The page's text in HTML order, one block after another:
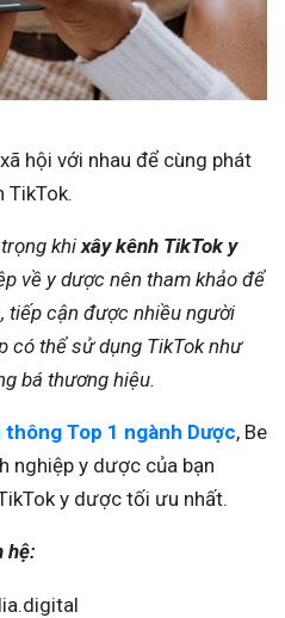
hội với nhau để cùng phát
TikTok.
khi xây kênh TikTok y
về y dược nên tham khảo để
tiếp cận được nhiều người
có thể sử dụng TikTok như
bá thương hiệu.
Top 1 ngành Dược, Be
nghiệp y dược của bạn
y dược tối ưu nhất.
hệ: